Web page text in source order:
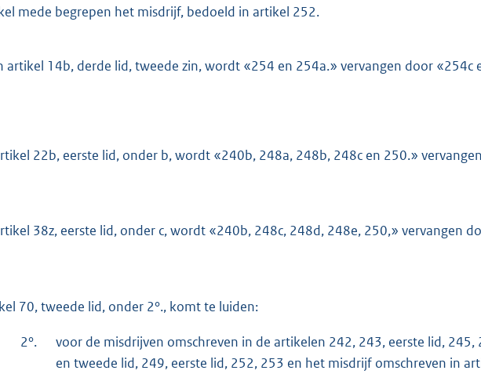
mede begrepen het misdrijf, bedoeld in artikel 252.
artikel 14b, derde lid, tweede zin, wordt «254 en 254a.» vervangen door «254c
22b, eerste lid, onder b, wordt «240b, 248a, 248b, 248c en 250.»
38z, eerste lid, onder c, wordt «240b, 248c, 248d, 248e, 250,» vervangen
70, tweede lid, onder 2°., komt te luiden:
2°.
voor de misdrijven omschreven in de artikelen 242, 243, eerste lid, 245,
en tweede lid, 249, eerste lid, 252, 253 en het misdrijf omschreven in